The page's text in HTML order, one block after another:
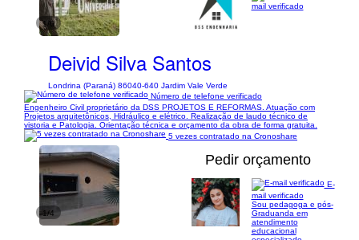
1/6
Deivid Silva Santos
Londrina (Paraná) 86040-640 Jardim Vale Verde
mail verificado
Número de telefone verificado
Engenheiro Civil proprietário da DSS PROJETOS E REFORMAS. Atuação com
Projetos arquitetônicos, Hidráulico e elétrico. Realização de laudo técnico de
vistoria e Patologia. Orientação técnica e orçamento da obra de forma gratuita.
5 vezes contratado na Cronoshare
1/4
Pedir orçamento
E-
mail verificado
Sou pedagoga e pós-
Graduanda em
atendimento
educacional